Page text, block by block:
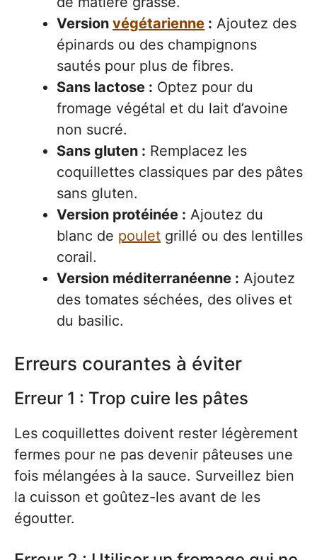
Version végétarienne : Ajoutez des
épinards ou des champignons
sautés pour plus de fibres.
Sans lactose : Optez pour du
fromage végétal et du lait d’avoine
non sucré.
Sans gluten : Remplacez les
coquillettes classiques par des pâtes
sans gluten.
Version protéinée : Ajoutez du
blanc de poulet grillé ou des lentilles
corail.
Version méditerranéenne : Ajoutez
des tomates séchées, des olives et
du basilic.
Erreurs courantes à éviter
Erreur 1 : Trop cuire les pâtes
Les coquillettes doivent rester légèrement
fermes pour ne pas devenir pâteuses une
fois mélangées à la sauce. Surveillez bien
la cuisson et goûtez-les avant de les
égoutter.